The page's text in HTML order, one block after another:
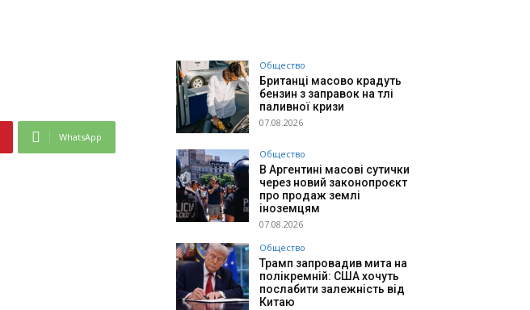
WhatsApp
Общество
Британці масово крадуть
бензин з заправок на тлі
паливної кризи
07.08.2026
Общество
В Аргентині масові сутички
через новий законопроєкт
про продаж землі
іноземцям
07.08.2026
Общество
Трамп запровадив мита на
полікремній: США хочуть
послабити залежність від
Китаю